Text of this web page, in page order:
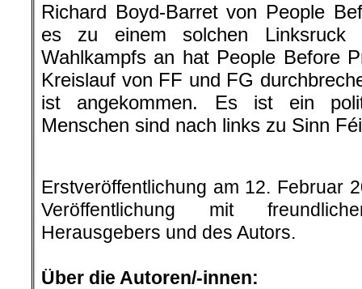
Richard Boyd-Barret von People
es zu einem solchen Linksruck
Wahlkampfs an hat People Before
Kreislauf von FF und FG
ist angekommen. Es ist ein
Menschen sind nach links zu Sinn
Erstveröffentlichung am 12. Februar
Veröffentlichung mit
Herausgebers und des Autors.
Über die Autoren/-innen: